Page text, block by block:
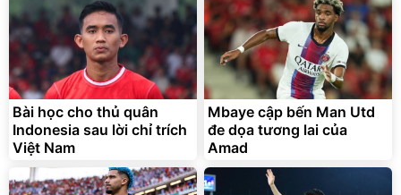
Bài học cho thủ quân
Indonesia sau lời chỉ trích
Việt Nam
Mbaye cập bến Man Utd
đe dọa tương lai của
Amad